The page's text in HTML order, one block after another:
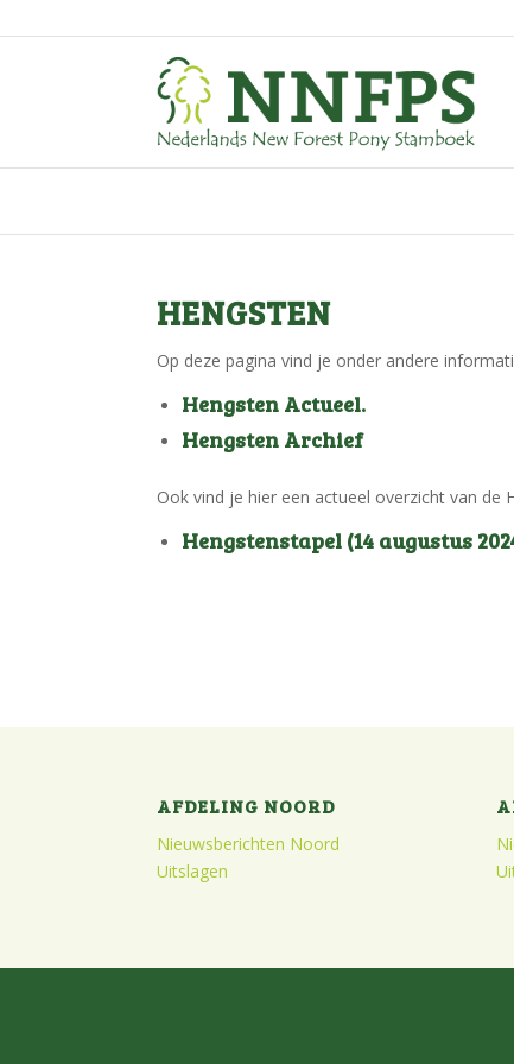
HENGSTEN
Op deze pagina vind je onder andere
Hengsten Actueel.
Hengsten Archief
Ook vind je hier een actueel overzicht van
Hengstenstapel (14 augustus
AFDELING NOORD
Nieuwsberichten Noord
Uitslagen